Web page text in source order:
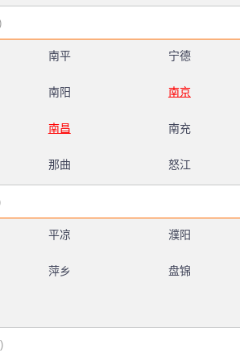
南平 宁德
南阳 南京
南昌 南充
那曲 怒江
平凉 濮阳
萍乡 盘锦